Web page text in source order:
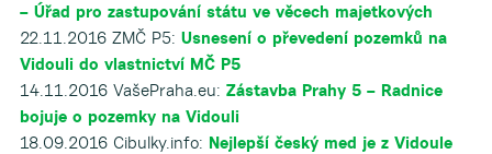
– Úřad pro zastupování státu ve věcech majetkových
22.11.2016 ZMČ P5: Usnesení o převedení pozemků na
Vidouli do vlastnictví MČ P5
14.11.2016 VašePraha.eu: Zástavba Prahy 5 – Radnice
bojuje o pozemky na Vidouli
18.09.2016 Cibulky.info: Nejlepší český med je z Vidoule